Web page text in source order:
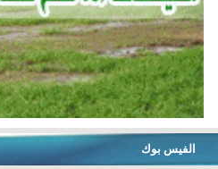
الفيس بوك